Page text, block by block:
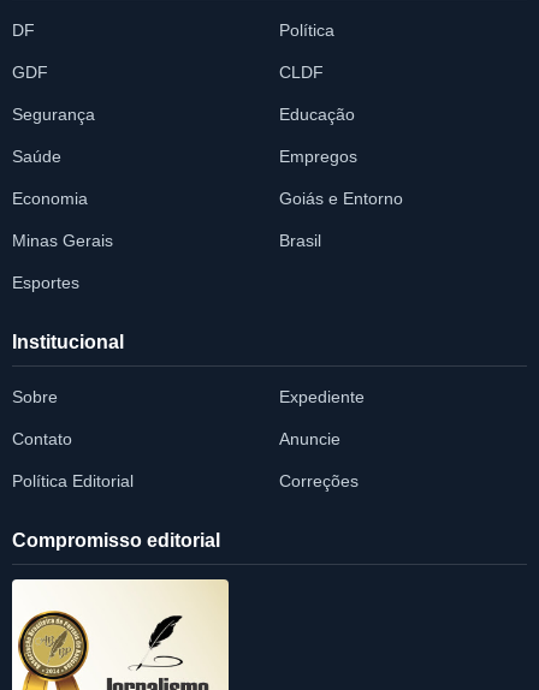
DF Política
GDF CLDF
Segurança Educação
Saúde Empregos
Economia Goiás e Entorno
Minas Gerais Brasil
Esportes
Institucional
Sobre Expediente
Contato Anuncie
Política Editorial Correções
Compromisso editorial